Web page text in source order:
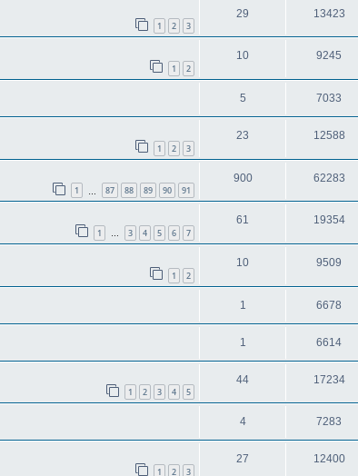
1 2 3
29 13423
1 2
10 9245
5 7033
1 2 3
23 12588
1 87 88 89 90 91
900 62283
1 … 3 4 5 6 7
61 19354
1 2
10 9509
1 6678
1 6614
1 2 3 4 5
44 17234
4 7283
1 2 3
27 12400